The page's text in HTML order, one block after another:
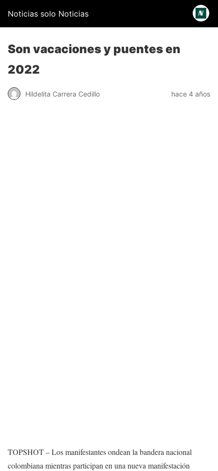
Noticias solo Noticias
Son vacaciones y puentes en
2022
Hildelita Carrera Cedillo hace 4 años
TOPSHOT – Los manifestantes ondean la bandera nacional
colombiana mientras participan en una nueva manifestación